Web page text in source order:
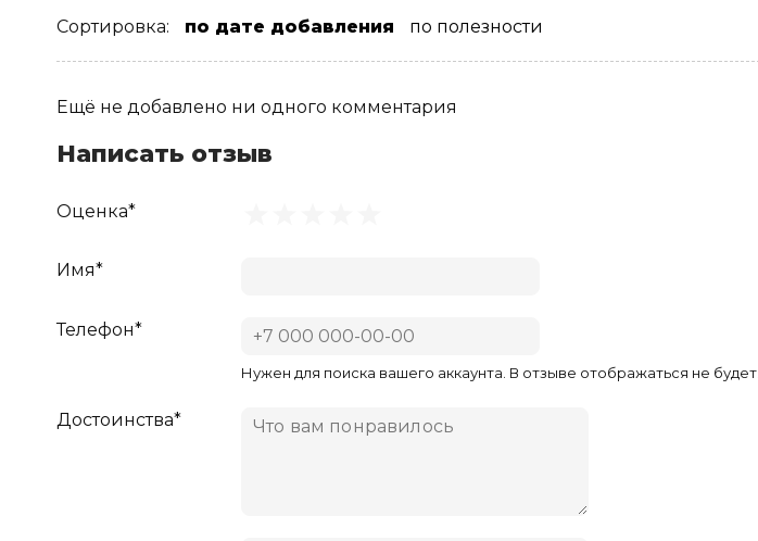
Сортировка: по дате добавления по полезности
Ещё не добавлено ни одного комментария
Написать отзыв
Оценка*
Имя*
Телефон*
Нужен для поиска вашего аккаунта. В отзыве отображаться не будет.
Достоинства*